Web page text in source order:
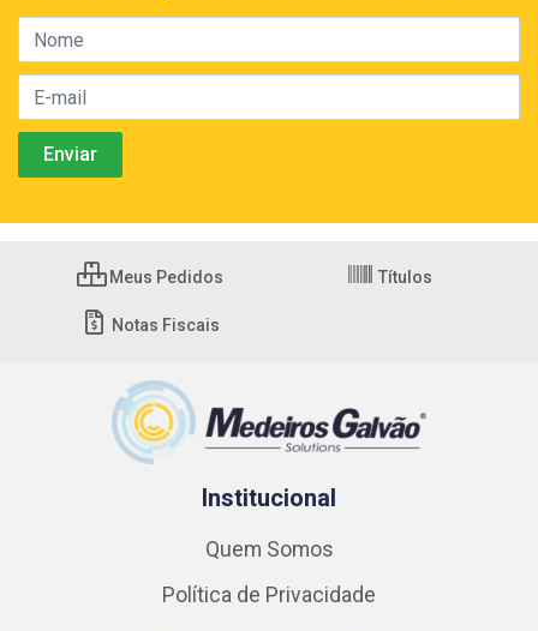
Meus Pedidos Títulos
Notas Fiscais
Institucional
Quem Somos
Política de Privacidade